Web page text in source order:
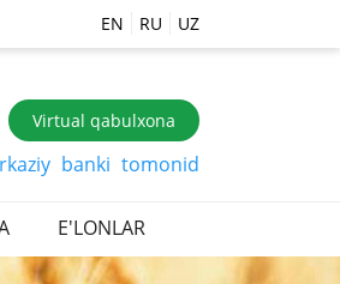
EN RU UZ
Virtual qabulxona
banki tomonidan belgilangan
E'LONLAR